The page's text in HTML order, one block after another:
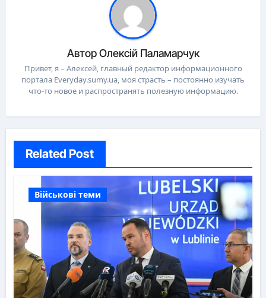
АвторОлексій Паламарчук
Привет, я – Алексей, главный редактор информационного
портала Everyday.sumy.ua, моя страсть – постоянно изучать
что-то новое и распространять полезную информацию.
Related Post
Військові теми